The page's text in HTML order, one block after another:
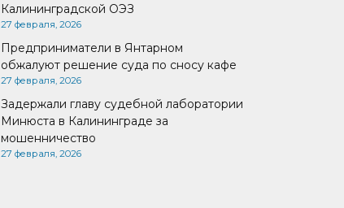
Калининградской ОЭЗ
27 февраля, 2026
Предприниматели в Янтарном
обжалуют решение суда по сносу кафе
27 февраля, 2026
Задержали главу судебной лаборатории
Минюста в Калининграде за
мошенничество
27 февраля, 2026